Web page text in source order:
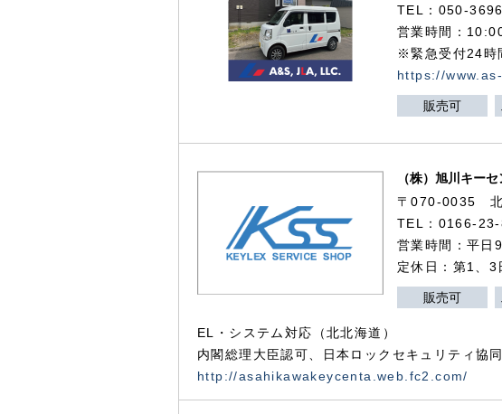
TEL：050-
営業時間：
※緊急受付24
https://
販売可
（株）旭川キー
〒070-0035 北
TEL：0166-
営業時間：平
定休日：第1、3
販売可
EL・システム対応（北北海道）
内閣総理大臣認可、日本ロックセキュリティ協
http://asahikawakeycenta.web.fc2.com/